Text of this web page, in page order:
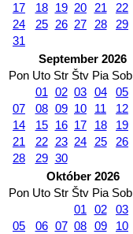
17
18 19 20 21 22
24
25 26 27 28 29
31
September 2026
Pon Uto Str Štv Pia Sob
01 02 03 04 05
07
08 09 10 11 12
14
15 16 17 18 19
21
22 23 24 25 26
28
29 30
Október 2026
Pon Uto Str Štv Pia Sob
01
02 03
05
06 07 08 09 10